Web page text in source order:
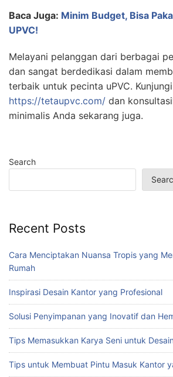
Baca Juga: Minim Budget, Bisa
UPVC!
Melayani pelanggan dari berbagai
dan sangat berdedikasi dalam
terbaik untuk pecinta uPVC.
https://tetaupvc.com/ dan
minimalis Anda sekarang juga.
Search
Recent Posts
Cara Menciptakan Nuansa Tropis yang
Rumah
Inspirasi Desain Kantor yang Profesional
Solusi Penyimpanan yang Inovatif dan
Tips Memasukkan Karya Seni untuk
Tips untuk Membuat Pintu Masuk Kantor